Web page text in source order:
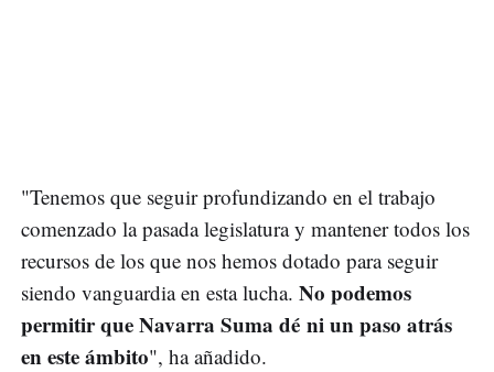
"Tenemos que seguir profundizando en el trabajo
comenzado la pasada legislatura y mantener todos los
recursos de los que nos hemos dotado para seguir
siendo vanguardia en esta lucha. No podemos
permitir que Navarra Suma dé ni un paso atrás
en este ámbito", ha añadido.